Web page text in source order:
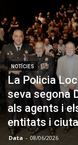
NOTÍCIES
La Policia
seva segona
als agents i
entitats i
Data - 08/06/2026